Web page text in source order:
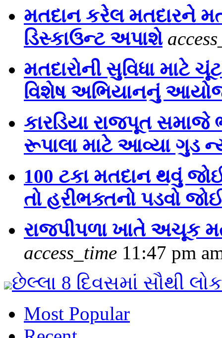
મતદાન કરેલ મતદારને
ડિસ્કાઉન્ટ અપાશે
મતદારોની સુવિધા માટે
વિશેષ અભિયાનનું
કારડિયા રાજપૂત સમાજે
રૂપાલા માટે આવ્‍યા ગુડ
100 ટકા મતદાન થવું
તો હરીભક્તનો પડવો
રાજપીપળા ખાતે અચૂક
access_time 11:47 pm
છેલ્લા 8 દિવસમાં સૌથી
Most Popular